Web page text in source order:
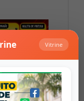
Vitrine